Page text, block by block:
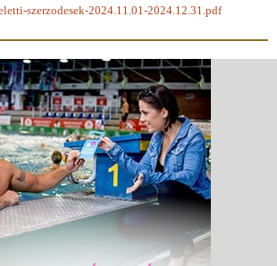
szerzodesek-2024.11.01-2024.12.31.pdf